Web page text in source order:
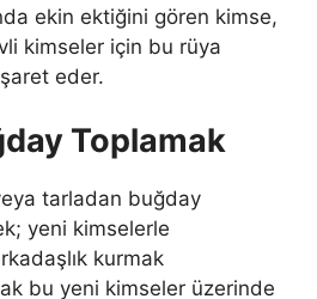
ekin ektiğini gören kimse,
kimseler için bu rüya
eder.
Toplamak
tarladan buğday
yeni kimselerle
kurmak
bu yeni kimseler üzerinde